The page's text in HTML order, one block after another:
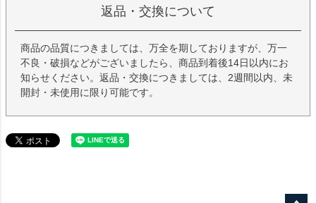
返品・交換について
商品の品質につきましては、万全を期しておりますが、万一
不良・破損などがございましたら、商品到着後14日以内にお
知らせください。返品・交換につきましては、2週間以内、未
開封・未使用に限り可能です。